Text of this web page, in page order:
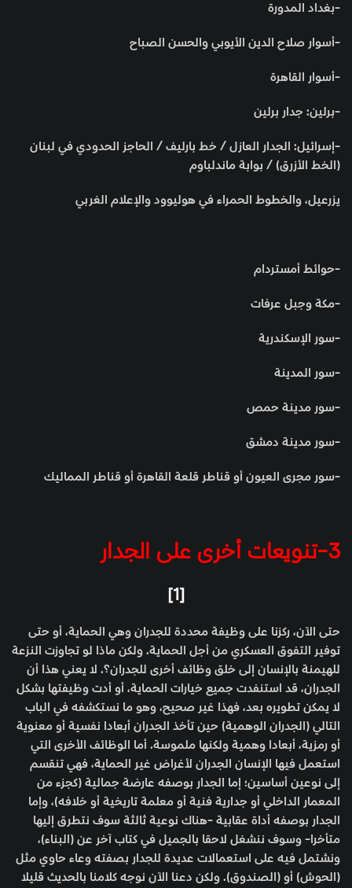
-بغداد المدورة
-أسوار صلاح الدين الأيوبي والحسن الصباح
-أسوار القاهرة
-برلين: جدار برلين
-إسرائيل: الجدار العازل / خط بارليف / الحاجز الحدودي في لبنان
(الخط الأزرق) / بوابة ماندلباوم
يزرعيل، والخطوط الحمراء في هوليوود والإعلام الغربي
-حوائط أمستردام
-مكة وجبل عرفات
-سور الإسكندرية
-سور المدينة
-سور مدينة حمص
-سور مدينة دمشق
-سور مجرى العيون أو قناطر قلعة القاهرة أو قناطر المماليك
3-تنويعات أخرى على الجدار
[1]
حتى الآن، ركزنا على وظيفة محددة للجدران وهي الحماية، أو حتى
توفير التفوق العسكري من أجل الحماية. ولكن ماذا لو تجاوزت النزعة
للهيمنة بالإنسان إلى خلق وظائف أخرى للجدران؟. لا يعني هذا أن
الجدران، قد استنفدت جميع خيارات الحماية، أو أدت وظيفتها بشكل
لا يمكن تطويره بعد، فهذا غير صحيح، وهو ما نستكشفه في الباب
التالي (الجدران الوهمية) حين تأخذ الجدران أبعادا نفسية أو معنوية
أو رمزية، أبعادا وهمية ولكنها ملموسة. أما الوظائف الأخرى التي
استعمل فيها الإنسان الجدران لأغراض غير الحماية، فهي تنقسم
إلى نوعين أساسين؛ إما الجدار بوصفه عارضة جمالية (كجزء من
المعمار الداخلي أو جدارية فنية أو معلمة تاريخية أو خلافه)، وإما
الجدار بوصفه أداة عقابية -هناك نوعية ثالثة سوف نتطرق إليها
متأخرا- وسوف ننشغل لاحقا بالجميل في كتاب آخر عن (البناء)،
ونشتمل فيه على استعمالات عديدة للجدار بصفته وعاء حاوي مثل
(الحوش) أو (الصندوق). ولكن دعنا الآن نوجه كلامنا بالحديث قليلا